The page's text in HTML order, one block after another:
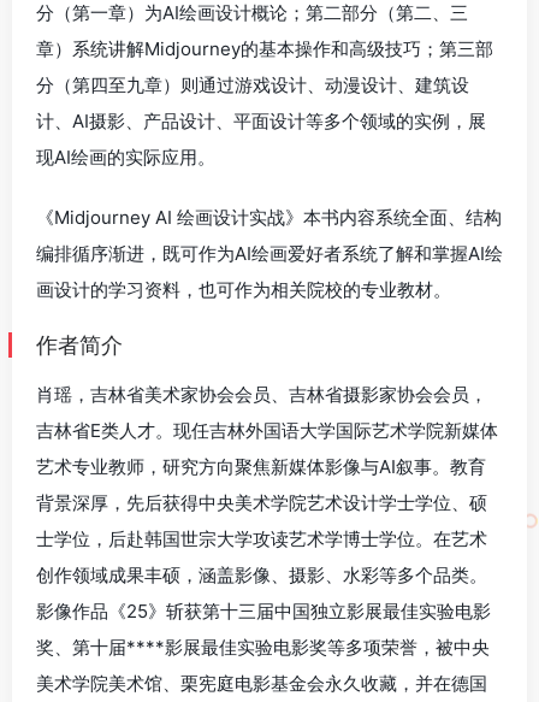
分（第一章）为AI绘画设计概论；第二部分（第二、三
章）系统讲解Midjourney的基本操作和高级技巧；第三部
分（第四至九章）则通过游戏设计、动漫设计、建筑设
计、AI摄影、产品设计、平面设计等多个领域的实例，展
现AI绘画的实际应用。
《Midjourney AI 绘画设计实战》本书内容系统全面、结构
编排循序渐进，既可作为AI绘画爱好者系统了解和掌握AI绘
画设计的学习资料，也可作为相关院校的专业教材。
作者简介
肖瑶，吉林省美术家协会会员、吉林省摄影家协会会员，
吉林省E类人才。现任吉林外国语大学国际艺术学院新媒体
艺术专业教师，研究方向聚焦新媒体影像与AI叙事。教育
背景深厚，先后获得中央美术学院艺术设计学士学位、硕
士学位，后赴韩国世宗大学攻读艺术学博士学位。在艺术
创作领域成果丰硕，涵盖影像、摄影、水彩等多个品类。
影像作品《25》斩获第十三届中国独立影展最佳实验电影
奖、第十届****影展最佳实验电影奖等多项荣誉，被中央
美术学院美术馆、栗宪庭电影基金会永久收藏，并在德国